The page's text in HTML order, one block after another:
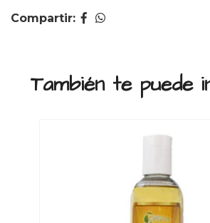
Compartir:
También te puede